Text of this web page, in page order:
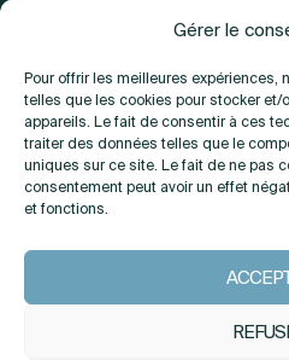
Gérer le
Pour offrir les meilleures expériences,
telles que les cookies pour stocker et/
appareils. Le fait de consentir à ces
traiter des données telles que le
uniques sur ce site. Le fait de ne pas
consentement peut avoir un effet
et fonctions.
A